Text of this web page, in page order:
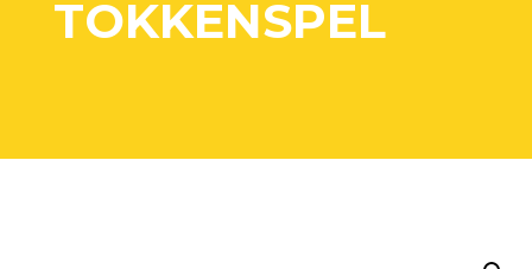
TOKKENSPEL